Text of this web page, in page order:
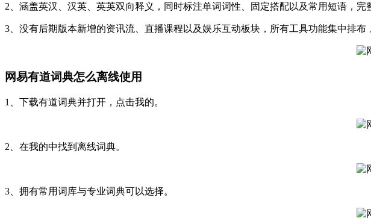
2、涵盖英汉、汉英、英英双向释义，同时标注单词词性、固定搭配以及常用短语，完
3、没有后期版本新增的资讯流、直播课程以及娱乐互动板块，所有工具功能集中排布
网易有道词典怎么离线使用
1、下载有道词典并打开，点击我的。
2、在我的中找到离线词典。
3、拥有常用词库与专业词典可以选择。